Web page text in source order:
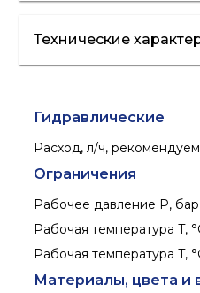
холодная вода
Технические
Гидравлические
Расход, л/ч,
Ограничения
Рабочее давление P,
Рабочая температура T,
Рабочая температура T,
Материалы, цвета и